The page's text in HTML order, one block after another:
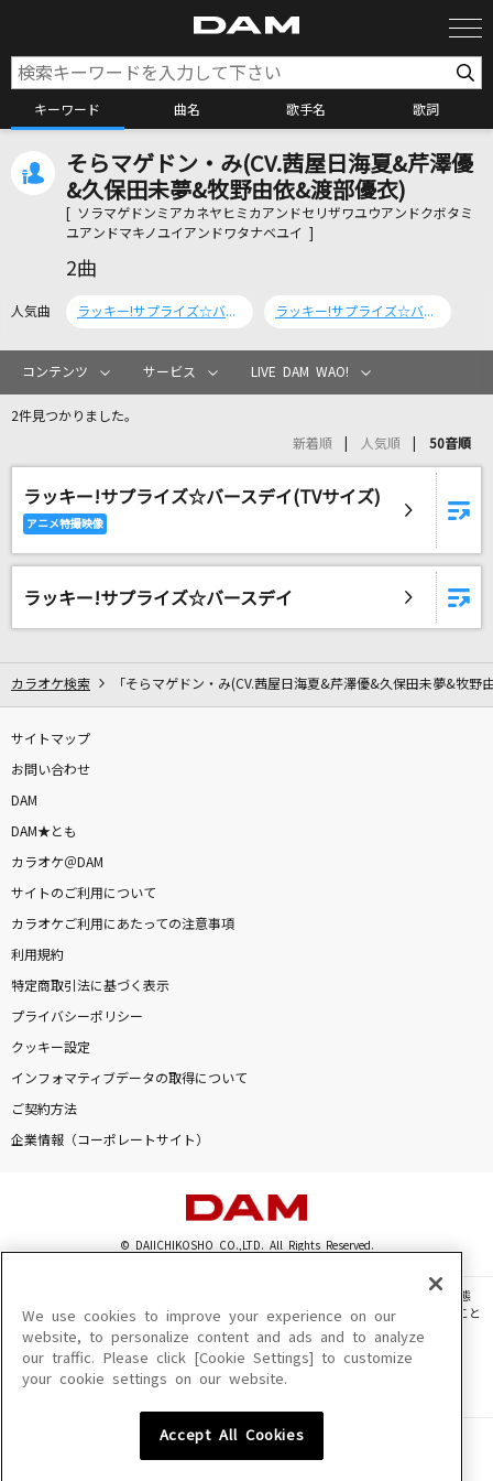
キーワード 曲名 歌手名 歌詞
カラオケ検索
カラオケ店舗検索
カラオケリクエスト
全国りれき
リアルタイムで歌われている曲の一覧
Calc.
ジミーサムP feat.初音ミク
[生音]僕のこと
Fleur
ハッピーシンセサイザ
EasyPop feat.巡音ルカ・GUMI
P-O-P-T-R-A-I-N
ノーナ・リーヴス
惑星ループ
ナユタン星人
お願い☆デスティニー
もっと見る
カラオケ最新情報をチェック！
そらマゲドン・み(CV.茜屋日海夏&芹澤優
&久保田未夢&牧野由依&渡部優衣)
[ ソラマゲドンミアカネヤヒミカアンドセリザワユウアンドクボタミ
ユアンドマキノユイアンドワタナベユイ ]
2曲
人気曲 ラッキー!サプライズ☆バースデイ(TVサイズ) ラッキー!サプライズ☆バースデイ
コンテンツ サービス LIVE DAM WAO!
2件見つかりました。
新着順 人気順 50音順
ラッキー!サプライズ☆バースデイ(TVサイズ)
ラッキー!サプライズ☆バースデイ
カラオケ検索 「そらマゲドン・み(CV.茜屋日海夏&芹澤優&久保田未夢&牧野
サイトマップ
お問い合わせ
DAM
DAM★とも
カラオケ＠DAM
サイトのご利用について
カラオケご利用にあたっての注意事項
利用規約
特定商取引法に基づく表示
プライバシーポリシー
クッキー設定
インフォマティブデータの取得について
ご契約方法
企業情報（コーポレートサイト）
© DAIICHIKOSHO CO.,LTD. All Rights Reserved.
このサイトに掲載されている一切の文章・画像・写真・動画・音声等を、手段や形態
を問わず、著作権法の定める範囲を超えて無断で複製、転載、ファイル化などすること
を禁じます。
楽曲及びコンテンツは、機種によりご利用いただけない場合があります。
楽曲及びコンテンツの配信日、配信内容が変更になる場合があります。
We use cookies to improve your experience on our
website, to personalize content and ads and to analyze
our traffic. Please click [Cookie Settings] to customize
your cookie settings on our website.
Accept All Cookies